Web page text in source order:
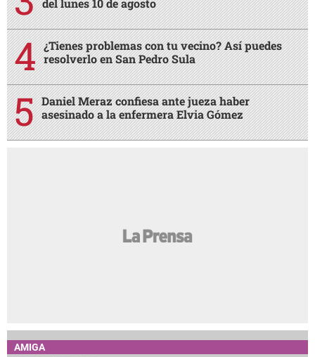
¿Tienes problemas con tu vecino? Así puedes
resolverlo en San Pedro Sula
Daniel Meraz confiesa ante jueza haber
asesinado a la enfermera Elvia Gómez
AMIGA